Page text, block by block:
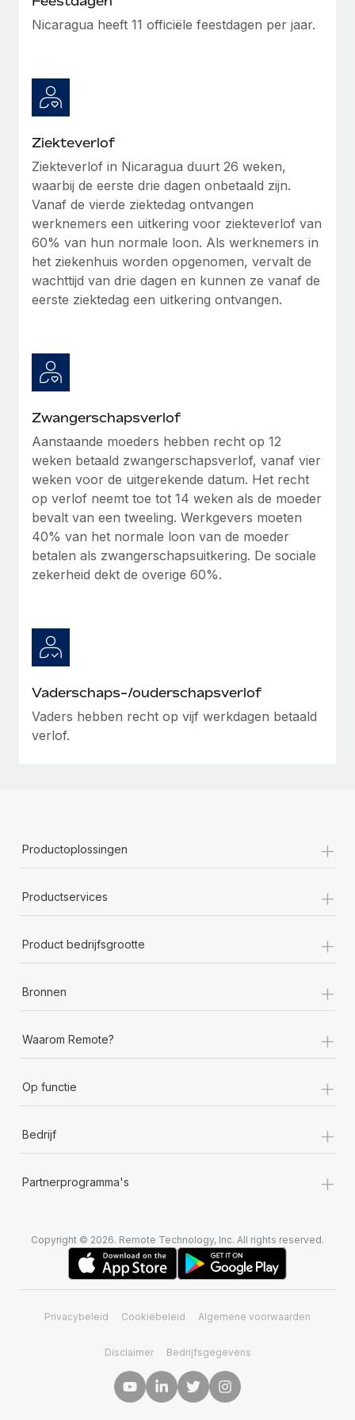
Secundaire arbeidsvoorwaarden
integraties en Contractor Management Plus
Meer informatie
Hoe Phiture 55 werknemers in 19 landen
Phiture, een toonaangevende leider in de wereldwijde
mobiele groeiadviessector, zet zich sinds 2016...
Meer informatie
Nicaragua heeft 11 officiële feestdagen per jaar.
Ziekteverlof
Ziekteverlof in Nicaragua duurt 26 weken,
waarbij de eerste drie dagen onbetaald zijn.
Vanaf de vierde ziektedag ontvangen
werknemers een uitkering voor ziekteverlof van
60% van hun normale loon. Als werknemers in
het ziekenhuis worden opgenomen, vervalt de
wachttijd van drie dagen en kunnen ze vanaf de
eerste ziektedag een uitkering ontvangen.
Zwangerschapsverlof
Aanstaande moeders hebben recht op 12
weken betaald zwangerschapsverlof, vanaf vier
weken voor de uitgerekende datum. Het recht
op verlof neemt toe tot 14 weken als de moeder
bevalt van een tweeling. Werkgevers moeten
40% van het normale loon van de moeder
betalen als zwangerschapsuitkering. De sociale
zekerheid dekt de overige 60%.
Vaderschaps-/ouderschapsverlof
Vaders hebben recht op vijf werkdagen betaald
verlof.
Productoplossingen +
Productservices +
Product bedrijfsgrootte +
Bronnen +
Waarom Remote? +
Op functie +
Bedrijf +
Partnerprogramma's +
Copyright © 2026. Remote Technology, Inc. All rights reserved.
Privacybeleid Cookiebeleid Algemene voorwaarden
Disclaimer Bedrijfsgegevens